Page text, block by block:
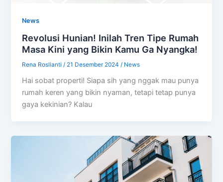
News
Revolusi Hunian! Inilah Tren Tipe Rumah
Masa Kini yang Bikin Kamu Ga Nyangka!
Rena Roslianti / 21 Desember 2024 / News
Hai sobat properti! Siapa sih yang nggak mau punya
rumah keren yang bikin nyaman, tetapi tetap punya
gaya kekinian? Kalau